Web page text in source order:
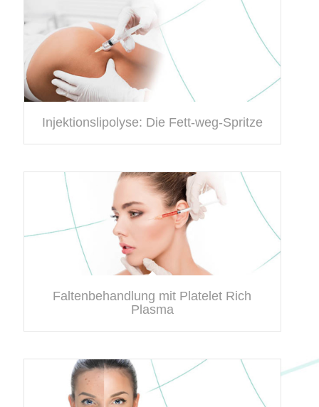
Injektionslipolyse: Die Fett-weg-Spritze
Faltenbehandlung mit Platelet Rich
Plasma